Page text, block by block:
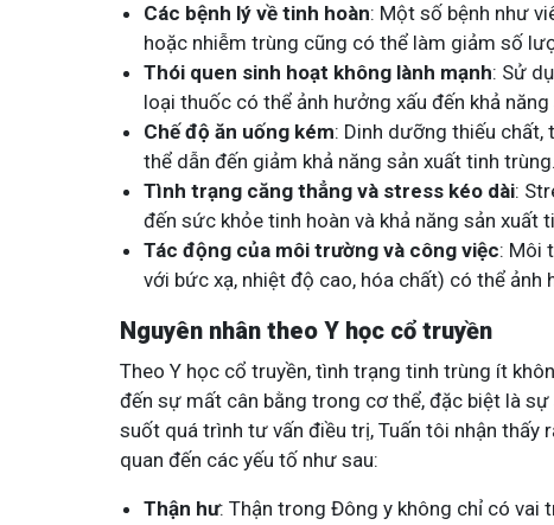
Các bệnh lý về tinh hoàn: Một số bệnh như
hoặc nhiễm trùng cũng có thể làm giảm số
Thói quen sinh hoạt không lành mạnh: Sử
loại thuốc có thể ảnh hưởng xấu đến khả
Chế độ ăn uống kém: Dinh dưỡng thiếu chất,
thể dẫn đến giảm khả năng sản xuất tinh trùng.
Tình trạng căng thẳng và stress kéo dài:
đến sức khỏe tinh hoàn và khả năng sản xuất
Tác động của môi trường và công việc: Môi
với bức xạ, nhiệt độ cao, hóa chất) có thể ảnh
Nguyên nhân theo Y học cổ truyền
Theo Y học cổ truyền, tình trạng tinh trùng ít
đến sự mất cân bằng trong cơ thể, đặc biệt là
suốt quá trình tư vấn điều trị, Tuấn tôi nhận thấy
quan đến các yếu tố như sau:
Thận hư: Thận trong Đông y không chỉ có vai